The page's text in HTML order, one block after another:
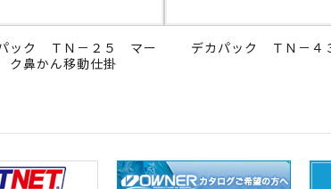
ック ＴＮ－２５ マー
ク鼻かん移動仕掛
デカパック ＴＮ－４